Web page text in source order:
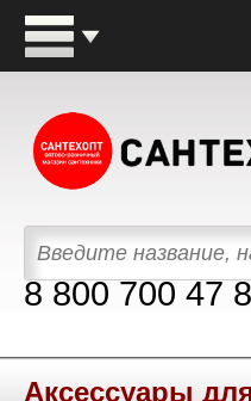
8 800 700 47
Аксессуары